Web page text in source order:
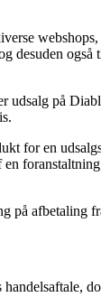
desuden
udsalg på
for en
på afbetaling